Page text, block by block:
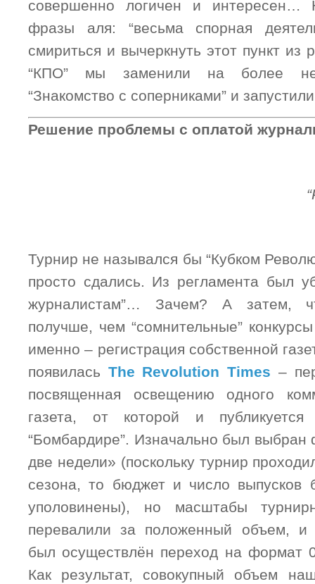
совершенно логичен и интересен…
фразы аля: “весьма спорная
смириться и вычеркнуть этот пункт из
“КПО” мы заменили на более
“Знакомство с соперниками” и
Решение проблемы с оплатой
Турнир не назывался бы “Кубком
просто сдались. Из регламента был
журналистам”… Зачем? А затем,
получше, чем “сомнительные”
именно – регистрация собственной
появилась The Revolution Times –
посвященная освещению одного
газета, от которой и
“Бомбардире”. Изначально был
две недели» (поскольку турнир
сезона, то бюджет и число выпусков
уполовинены), но масштабы
перевалили за положенный объем, и
был осуществлён переход на формат
Как результат, совокупный объем